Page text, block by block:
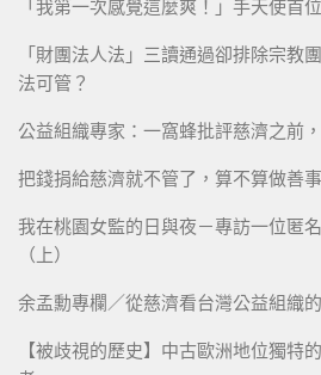
「我第一次感覺這麼爽！」手天使首
「財團法人法」三讀通過卻排除宗教
法可管？
公益組織專家：一窩蜂批評慈濟之前
把錢捐給慈濟就不管了，算不算做善事
我在桃園女監的日與夜－專訪一位匿
（上）
余孟勳專欄／從慈濟看台灣公益組織
【被歧視的歷史】中古歐洲地位獨特